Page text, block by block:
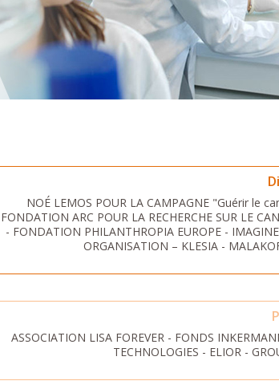
NOÉ LEMOS POUR LA CAMPAGNE "Guérir le
FONDATION ARC POUR LA RECHERCHE SUR LE
- FONDATION PHILANTHROPIA EUROPE -
ORGANISATION – KLESIA -
ASSOCIATION LISA FOREVER - FONDS
TECHNOLOGIES - ELIOR -